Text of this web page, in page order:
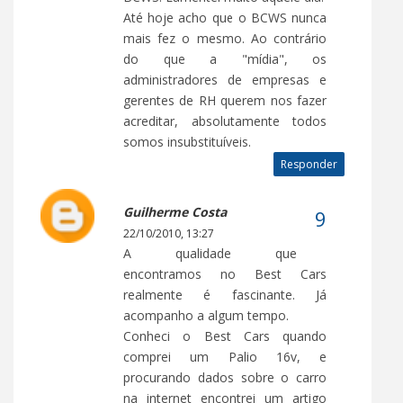
Até hoje acho que o BCWS nunca
mais fez o mesmo. Ao contrário
do que a "mídia", os
administradores de empresas e
gerentes de RH querem nos fazer
acreditar, absolutamente todos
somos insubstituíveis.
Responder
Guilherme Costa
22/10/2010, 13:27
A qualidade que
encontramos no Best Cars
realmente é fascinante. Já
acompanho a algum tempo.
Conheci o Best Cars quando
comprei um Palio 16v, e
procurando dados sobre o carro
na internet encontrei um artigo